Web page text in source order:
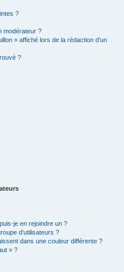
?
modérateur ?
» affiché lors de la rédaction d’un
?
je en rejoindre un ?
d’utilisateurs ?
dans une couleur différente ?
» ?